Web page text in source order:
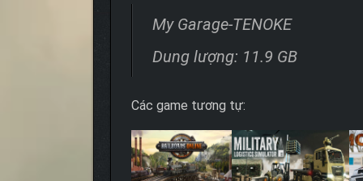
My Garage-TENOKE
Dung lượng: 11.9 GB
Các game tương tự: